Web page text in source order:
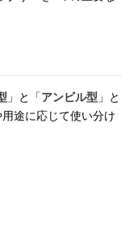
」と「アンビル型 」と
途に応じて使い分け